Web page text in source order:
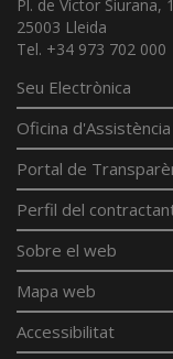
Pl. de Víctor Siurana, 1
25003 Lleida
Tel. +34 973 702 000
Seu Electrònica
Oficina
Portal de
Perfil del
Sobre el web
Mapa web
Accessibilitat